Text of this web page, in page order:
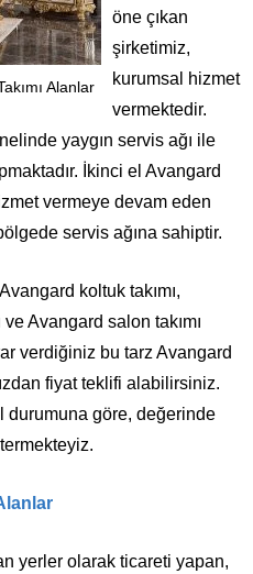
Alanlar
öne çıkan
şirketimiz,
kurumsal hizmet
vermektedir.
yaygın servis ağı ile
İkinci el Avangard
vermeye devam eden
servis ağına sahiptir.
koltuk takımı,
Avangard salon takımı
verdiğiniz bu tarz Avangard
fiyat teklifi alabilirsiniz.
durumuna göre, değerinde
yerler olarak ticareti yapan,